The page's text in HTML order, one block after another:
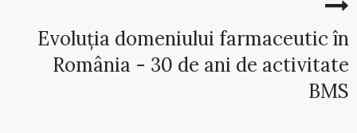
Evoluția domeniului farmaceutic în
România - 30 de ani de activitate
BMS